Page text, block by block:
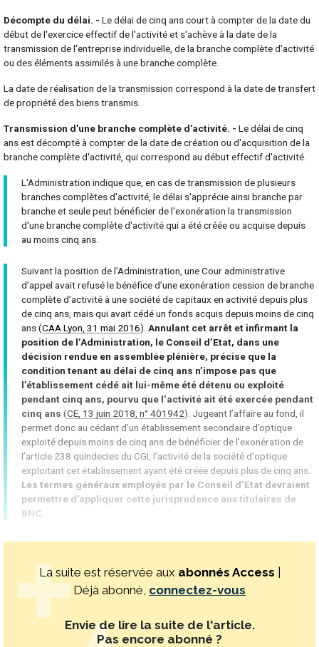
Décompte du délai. - Le délai de cinq ans court à compter de la date du
début de l'exercice effectif de l'activité et s'achève à la date de la
transmission de l'entreprise individuelle, de la branche complète d'activité
ou des éléments assimilés à une branche complète.
La date de réalisation de la transmission correspond à la date de transfert
de propriété des biens transmis.
Transmission d'une branche complète d'activité. - Le délai de cinq
ans est décompté à compter de la date de création ou d'acquisition de la
branche complète d'activité, qui correspond au début effectif d'activité.
L'Administration indique que, en cas de transmission de plusieurs
branches complètes d'activité, le délai s'apprécie ainsi branche par
branche et seule peut bénéficier de l'exonération la transmission
d'une branche complète d'activité qui a été créée ou acquise depuis
au moins cinq ans.
Suivant la position de l’Administration, une Cour administrative
d’appel avait refusé le bénéfice d’une exonération cession de branche
complète d’activité à une société de capitaux en activité depuis plus
de cinq ans, mais qui avait cédé un fonds acquis depuis moins de cinq
ans (CAA Lyon, 31 mai 2016). Annulant cet arrêt et infirmant la
position de l’Administration, le Conseil d’Etat, dans une
décision rendue en assemblée plénière, précise que la
condition tenant au délai de cinq ans n’impose pas que
l’établissement cédé ait lui-même été détenu ou exploité
pendant cinq ans, pourvu que l’activité ait été exercée pendant
cinq ans (CE, 13 juin 2018, n° 401942). Jugeant l’affaire au fond, il
permet donc au cédant d’un établissement secondaire d’optique
exploité depuis moins de cinq ans de bénéficier de l’exonération de
l’article 238 quindecies du CGI, l’activité de la société d'optique
exploitant cet établissement ayant été créée depuis plus de cinq ans.
Les termes généraux employés par le Conseil d’Etat devraient
permettre d'appliquer cette jurisprudence aux titulaires de
BNC.
La suite est réservée aux abonnés Access |
Déjà abonné, connectez-vous
Envie de lire la suite de l'article.
Pas encore abonné ?